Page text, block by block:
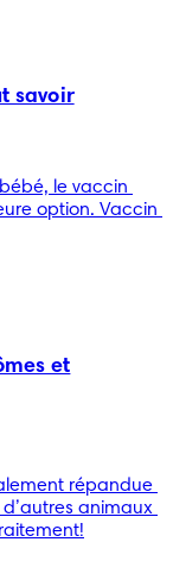
savoir
le vaccin
option. Vaccin
et
répandue
animaux